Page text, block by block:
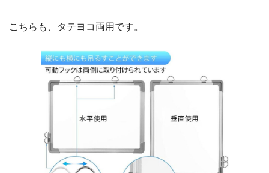
こちらも、タテヨコ両用です。